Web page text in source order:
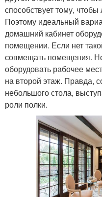
способствует тому,
Поэтому идеальный
домашний кабинет
помещении. Если нет
совмещать помещения.
оборудовать рабочее
на второй этаж. Правда,
небольшого стола,
роли полки.